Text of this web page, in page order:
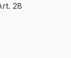
28